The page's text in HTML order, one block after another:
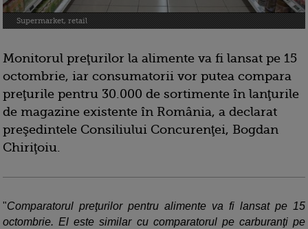
Supermarket, retail
Monitorul preţurilor la alimente va fi lansat pe 15
octombrie, iar consumatorii vor putea compara
preţurile pentru 30.000 de sortimente în lanţurile
de magazine existente în România, a declarat
preşedintele Consiliului Concurenţei, Bogdan
Chiriţoiu.
"Comparatorul preţurilor pentru alimente va fi lansat pe 15
octombrie. El este similar cu comparatorul pe carburanţi pe